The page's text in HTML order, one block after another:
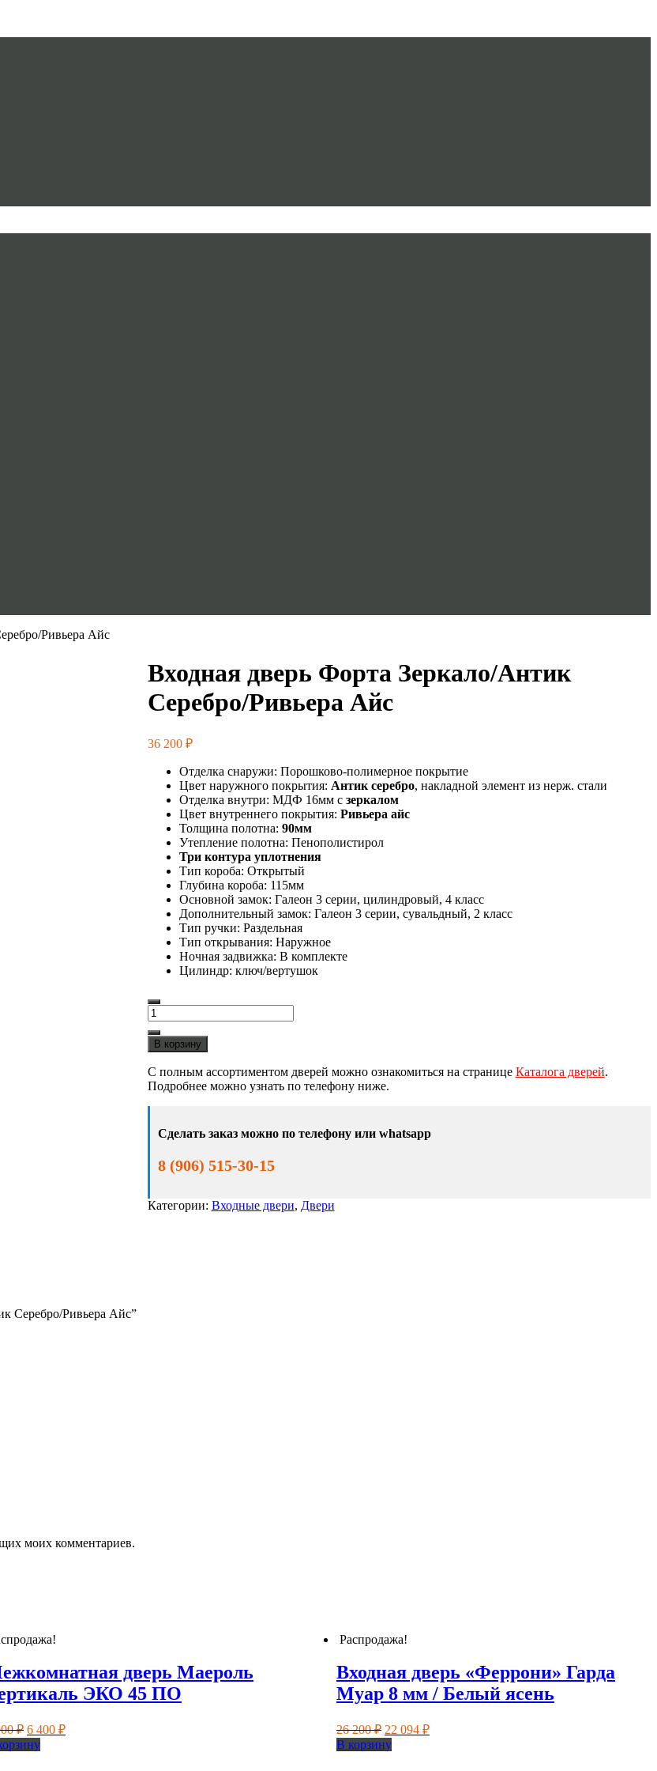
Ривьера Айс
Входная дверь Форта Зеркало/Антик
Серебро/Ривьера Айс
36 200 ₽
Отделка снаружи: Порошково-полимерное покрытие
Цвет наружного покрытия: Антик серебро, накладной элемент из нерж. стали
Отделка внутри: МДФ 16мм с зеркалом
Цвет внутреннего покрытия: Ривьера айс
Толщина полотна: 90мм
Утепление полотна: Пенополистирол
Три контура уплотнения
Тип короба: Открытый
Глубина короба: 115мм
Основной замок: Галеон 3 серии, цилиндровый, 4 класс
Дополнительный замок: Галеон 3 серии, сувальдный, 2 класс
Тип ручки: Раздельная
Тип открывания: Наружное
Ночная задвижка: В комплекте
Цилиндр: ключ/вертушок
Количество
товара
Входная
дверь
Форта
Зеркало/
Антик
Серебро/
Айс
В корзину
С полным ассортиментом дверей можно ознакомиться на странице Каталога дверей.
Подробнее можно узнать по телефону ниже.
Сделать заказ можно по телефону или whatsapp
8 (906) 515-30-15
Категории: Входные двери, Двери
Серебро/Ривьера Айс”
моих комментариев.
дверь Маероль
ЭКО 45 ПО
₽ Первоначальная
цена
составляла
6 400 ₽Текущая
Распродажа!
Входная дверь «Феррони» Гарда
Муар 8 мм / Белый ясень
26 200₽ Первоначальная
цена
составляла
22 094 ₽Текущая
В корзину